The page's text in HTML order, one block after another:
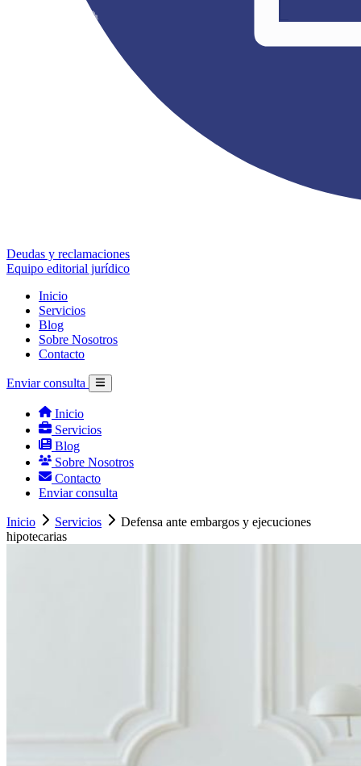
Deudas y reclamaciones
Equipo editorial jurídico
Inicio
Servicios
Blog
Sobre Nosotros
Contacto
Enviar consulta
Inicio
Servicios
Blog
Sobre Nosotros
Contacto
Enviar consulta
Inicio Servicios
Defensa ante embargos y ejecuciones
hipotecarias